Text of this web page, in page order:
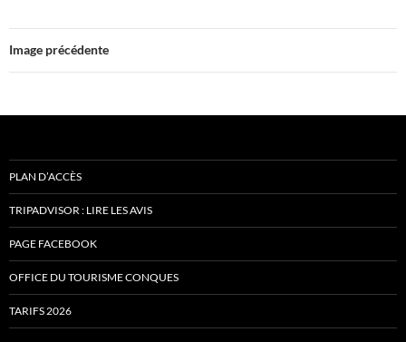
Image précédente
PLAN D’ACCÈS
TRIPADVISOR : LIRE LES AVIS
PAGE FACEBOOK
OFFICE DU TOURISME CONQUES
TARIFS 2026